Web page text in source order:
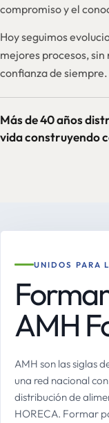
compromiso y el
Hoy seguimos
mejores procesos,
confianza de siempre.
Más de 40 años
vida construyendo
UNIDOS PARA
AMH
AMH son las siglas
una red nacional
distribución de
HORECA. Formar